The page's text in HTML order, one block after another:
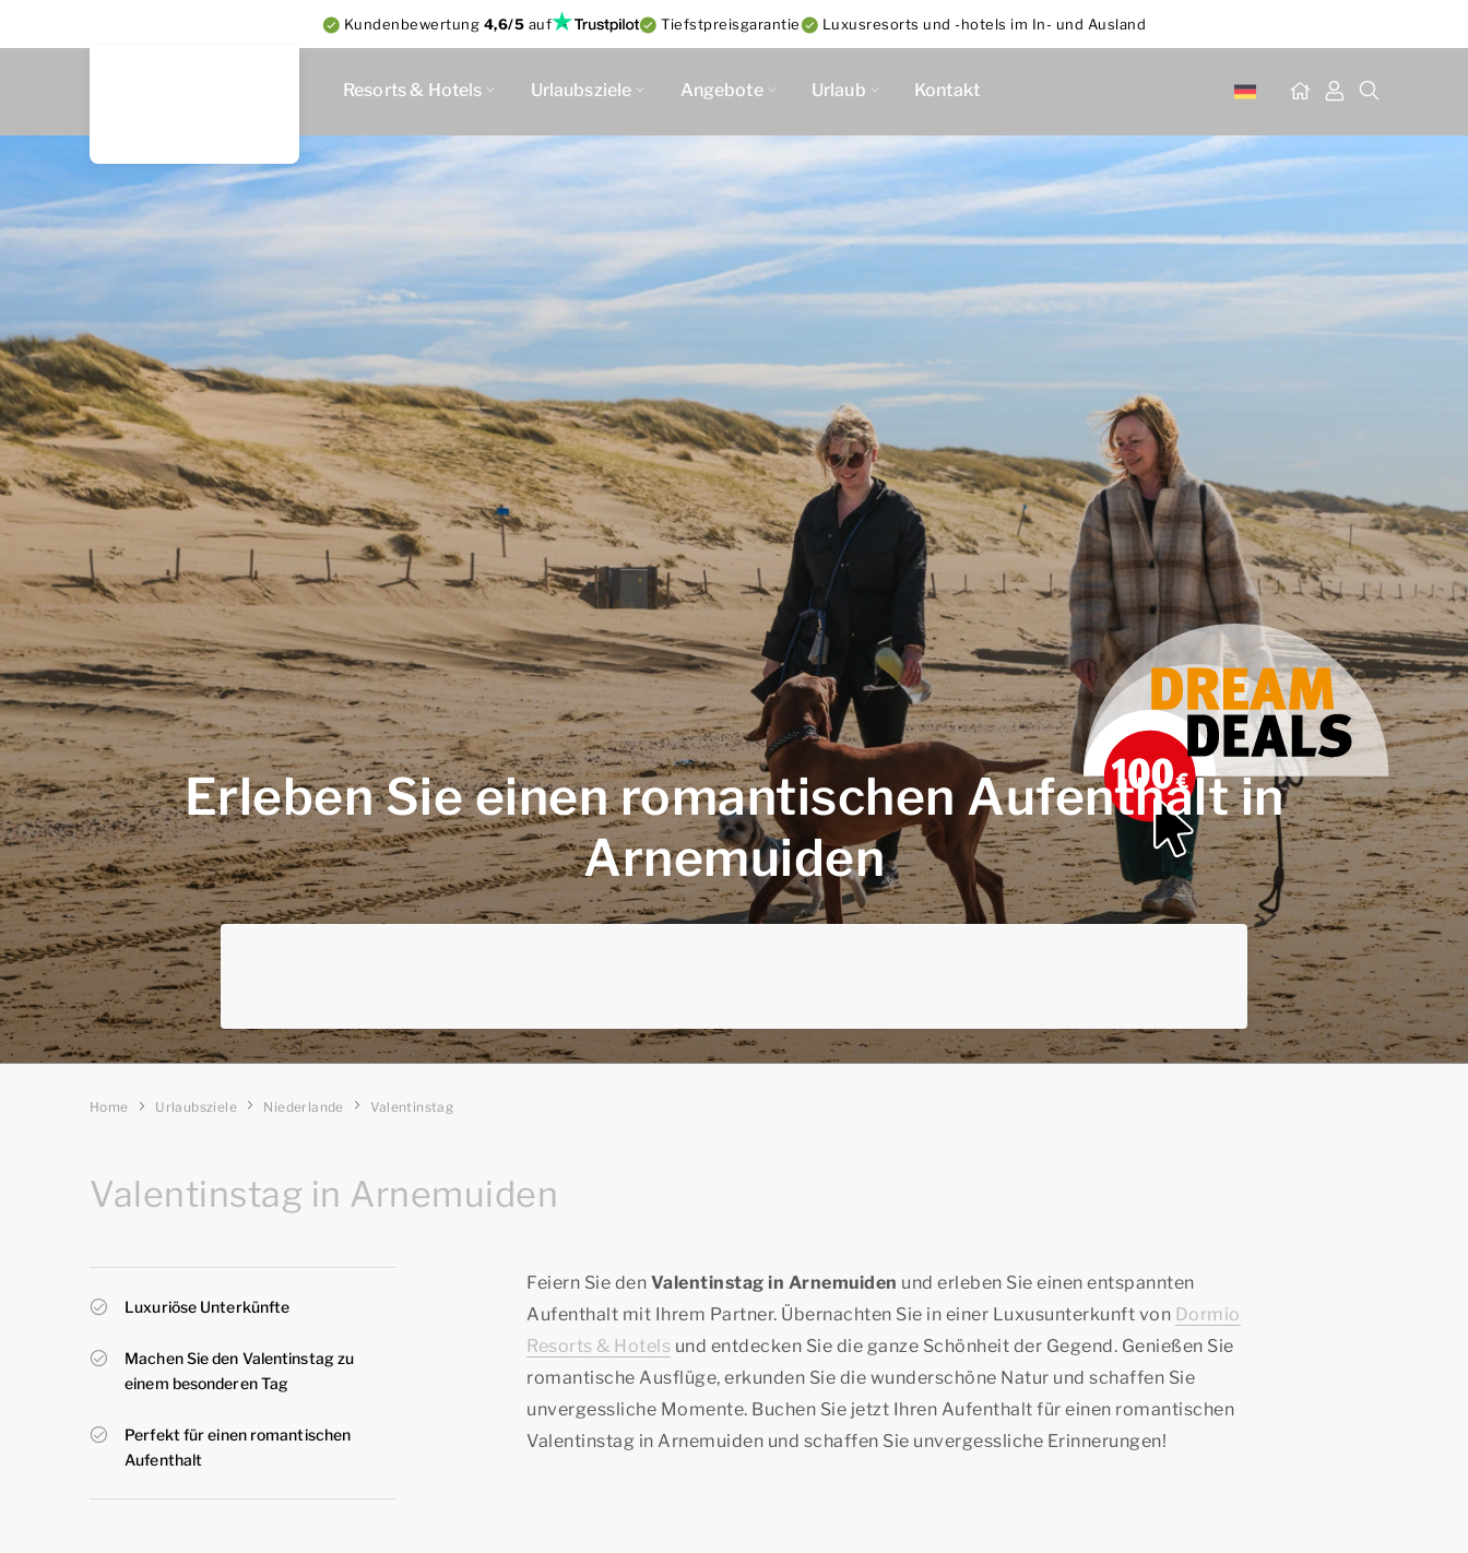
Kundenbewertung 4,6/5 auf Tiefstpreisgarantie Luxusresorts und -hotels im In- und Ausland
Resorts & Hotels Urlaubsziele Angebote Urlaub Kontakt
Erleben Sie einen romantischen Aufenthalt in
Arnemuiden
Home Urlaubsziele Niederlande Valentinstag
Valentinstag in Arnemuiden
Luxuriöse Unterkünfte
Machen Sie den Valentinstag zu
einem besonderen Tag
Perfekt für einen romantischen
Aufenthalt
Feiern Sie den Valentinstag in Arnemuiden und erleben Sie einen entspannten
Aufenthalt mit Ihrem Partner. Übernachten Sie in einer Luxusunterkunft von Dormio
Resorts & Hotels und entdecken Sie die ganze Schönheit der Gegend. Genießen Sie
romantische Ausflüge, erkunden Sie die wunderschöne Natur und schaffen Sie
unvergessliche Momente. Buchen Sie jetzt Ihren Aufenthalt für einen romantischen
Valentinstag in Arnemuiden und schaffen Sie unvergessliche Erinnerungen!